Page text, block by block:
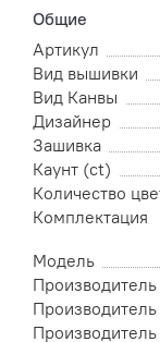
Общие
Артикул
Вид вышивки
Вид Канвы
Дизайнер
Зашивка
Каунт (ct)
Количество
Комплектация
Модель